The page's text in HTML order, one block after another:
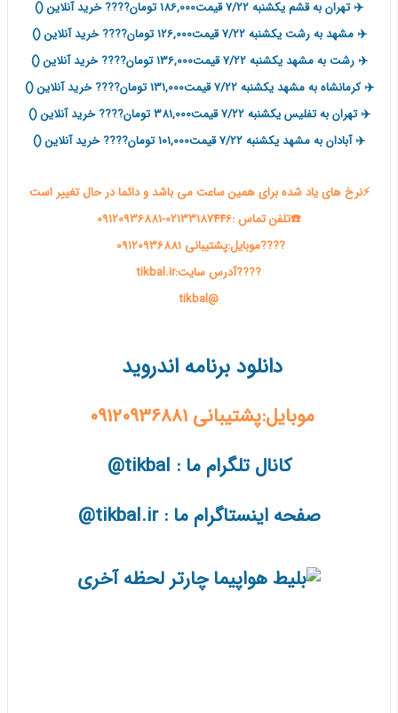
✈️ تهران به قشم یکشنبه 7/22 قیمت186,000 تومان???? خرید آنلاین ()
✈️ مشهد به رشت یکشنبه 7/22 قیمت126,000 تومان???? خرید آنلاین ()
✈️ رشت به مشهد یکشنبه 7/22 قیمت136,000 تومان???? خرید آنلاین ()
✈️ کرمانشاه به مشهد یکشنبه 7/22 قیمت131,000 تومان???? خرید آنلاین ()
✈️ تهران به تفلیس یکشنبه 7/22 قیمت381,000 تومان???? خرید آنلاین ()
✈️ آبادان به مشهد یکشنبه 7/22 قیمت101,000 تومان???? خرید آنلاین ()
⚡️نرخ های یاد شده برای همین ساعت می باشد و دائما در حال تغییر است
☎️تلفن تماس :02133187446-09120936881
????موبایل:پشتیبانی 09120936881
????آدرس سایت:tikbal.ir
@tikbal
دانلود برنامه اندروید
موبایل:پشتیبانی 09120936881
کانال تلگرام ما : tikbal@
صفحه اینستاگرام ما : tikbal.ir@